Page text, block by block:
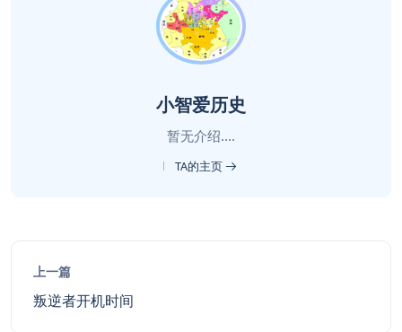
小智爱历史
暂无介绍....
TA的主页
上一篇
叛逆者开机时间